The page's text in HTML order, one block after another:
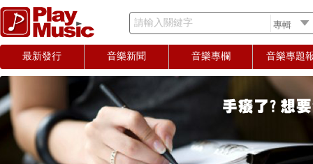
請輸入關鍵字
最新發行 音樂新聞 音樂專欄 音樂專題